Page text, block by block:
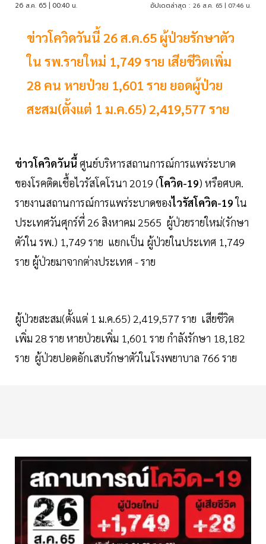
26 ส.ค. 65 | 00:40 น. อัปเดตล่าสุด : 26 ส.ค. 65 | 07:46 น.
ข่าวโควิดวันนี้ 26 ส.ค.65 ผู้ป่วยรักษาตัว
ใน รพ.รายใหม่ 1,749 ราย เสียชีวิตเพิ่ม
28 คน หายป่วย 1,601 ราย ยอดผู้ป่วย
สะสม(ตั้งแต่ 1 ม.ค.65) 2,419,577 ราย
ข่าวโควิดวันนี้ ศูนย์บริหารสถานการณ์การแพร่ระบาด
ของโรคติดเชื้อไวรัสโคโรนา 2019 (โควิด-19) หรือศบค.
รายงานสถานการณ์การแพร่ระบาดของไวรัสโควิด-19ใน
ประเทศวันศุกร์ที่ 26 สิงหาคม 2565 ผู้ป่วยรายใหม่(รักษา
ตัวใน รพ.) 1,749 ราย แยกเป็น ผู้ป่วยในประเทศ 1,749
ราย ผู้ป่วยมาจากต่างประเทศ - ราย
ผู้ป่วยสะสม(ตั้งแต่ 1 ม.ค.65) 2,419,577 ราย เสียชีวิต
เพิ่ม 28 ราย หายป่วยเพิ่ม 1,601 ราย กำลังรักษา 18,182
ราย ผู้ป่วยปอดอักเสบรักษาตัวในโรงพยาบาล 766 ราย